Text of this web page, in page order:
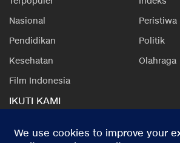
Nasional
Peristiwa
Pendidikan
Politik
Kesehatan
Olahraga
Film Indonesia
IKUTI KAMI